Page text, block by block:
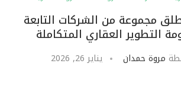
مجموعة من الشركات التابعة
التطوير العقاري المتكاملة
مروة حمدان يناير 26, 2026